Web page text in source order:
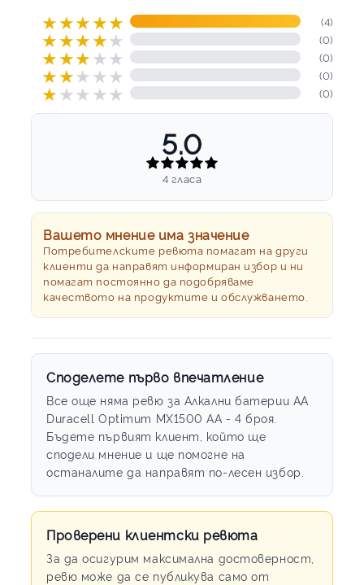
★★★★★ (4)
★★★★★ (0)
★★★★★ (0)
★★★★★ (0)
★★★★★ (0)
5.0
4 гласа
Вашето мнение има значение
Потребителските ревюта помагат на други
клиенти да направят информиран избор и ни
помагат постоянно да подобряваме
качеството на продуктите и обслужването.
Споделете първо впечатление
Все още няма ревю за Алкални батерии АА
Duracell Optimum MX1500 AA - 4 броя.
Бъдете първият клиент, който ще
сподели мнение и ще помогне на
останалите да направят по-лесен избор.
Проверени клиентски ревюта
За да осигурим максимална достоверност,
ревю може да се публикува само от